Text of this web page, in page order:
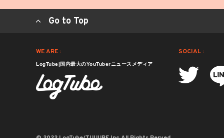
Go to Top
WE ARE :
LogTube|国内最大のYouTuberニュースメディア
SOCIAL :